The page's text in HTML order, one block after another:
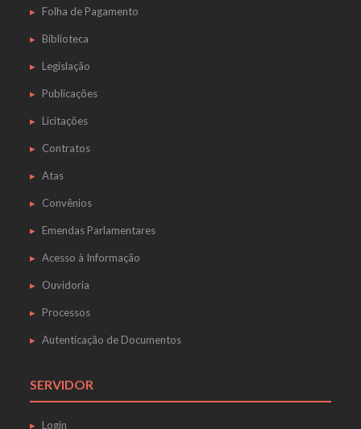
Folha de Pagamento
Biblioteca
Legislação
Publicações
Licitações
Contratos
Atas
Convênios
Emendas Parlamentares
Acesso à Informação
Ouvidoria
Processos
Autenticação de Documentos
SERVIDOR
Login